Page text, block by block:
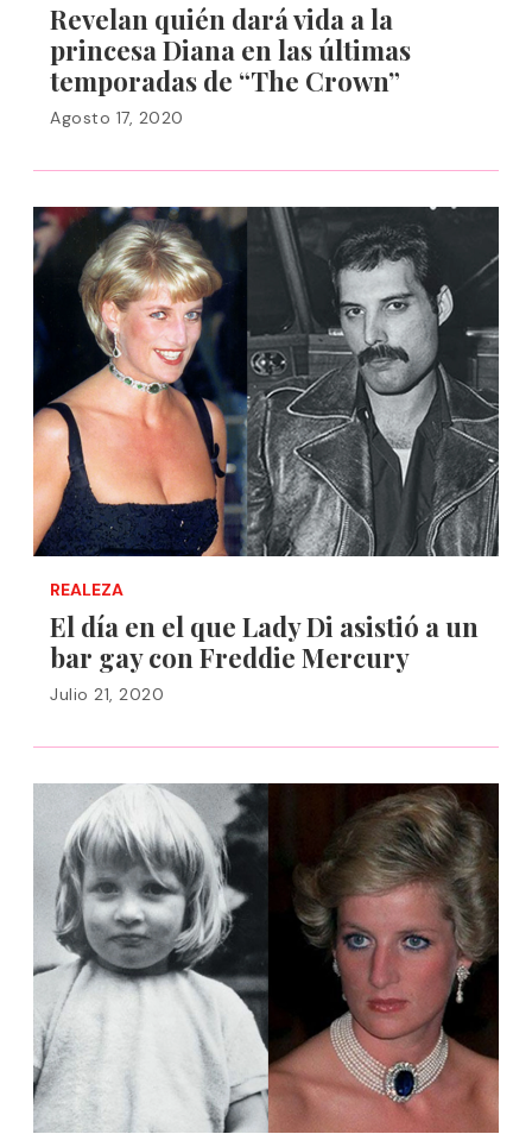
Revelan quién dará vida a la
princesa Diana en las últimas
temporadas de “The Crown”
Agosto 17, 2020
REALEZA
El día en el que Lady Di asistió a un
bar gay con Freddie Mercury
Julio 21, 2020